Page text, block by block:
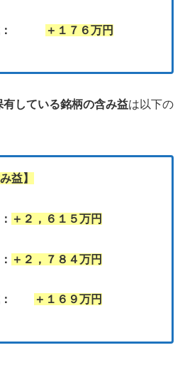
： ＋１７６万円
有している銘柄の含み益は以下の
益】
＋２，６１５万円
＋２，７８４万円
＋１６９万円